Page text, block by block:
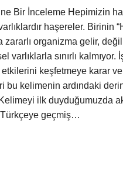
Bir İnceleme Hepimizin
haşereler. Birinin
organizma gelir,
varlıklarla sınırlı
keşfetmeye karar
bu kelimenin ardındaki
ilk duyduğumuzda
Türkçeye geçmiş…